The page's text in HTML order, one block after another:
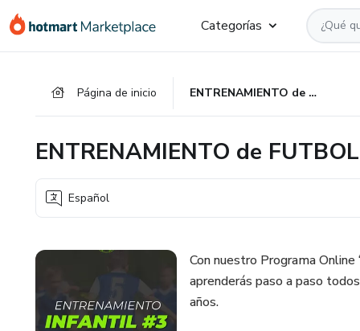
Categorías
Página de inicio ENTRENAMIENTO de FUTBOL INFANTIL de 10 a 12 años
ENTRENAMIENTO de
Español
Con nuestro Programa
aprenderás paso a paso
años.